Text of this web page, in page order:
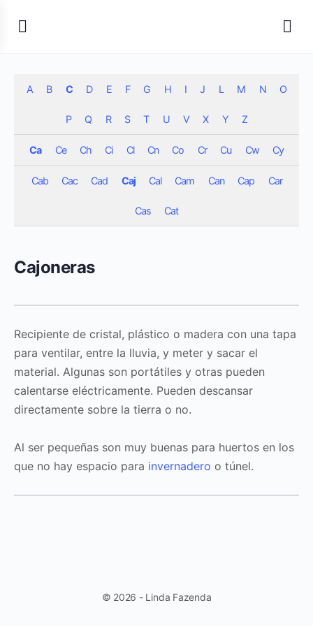
A B C D E F G H I J L M N O
P Q R S T U V X Y Z
Ca Ce Ch Ci Cl Cn Co Cr Cu Cw Cy
Cab Cac Cad Caj Cal Cam Can Cap Car
Cas Cat
Cajoneras
Recipiente de cristal, plástico o madera con una tapa
para ventilar, entre la lluvia, y meter y sacar el
material. Algunas son portátiles y otras pueden
calentarse eléctricamente. Pueden descansar
directamente sobre la tierra o no.
Al ser pequeñas son muy buenas para huertos en los
que no hay espacio para invernadero o túnel.
© 2026 - Linda Fazenda